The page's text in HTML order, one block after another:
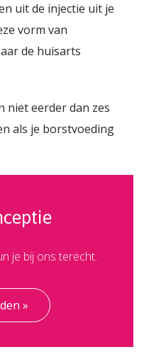
uit de injectie uit je
vorm van
de huisarts
niet eerder dan zes
als je borstvoeding
je bij ons terecht.
»